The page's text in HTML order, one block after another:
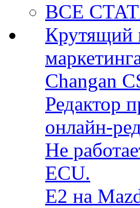
ВСЕ
Крутящий
Changan
Редактор
онлайн-
Не
ECU.
E2 на